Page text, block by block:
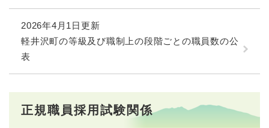
2026年4月1日更新
軽井沢町の等級及び職制上の段階ごとの職員数の公
表
正規職員採用試験関係